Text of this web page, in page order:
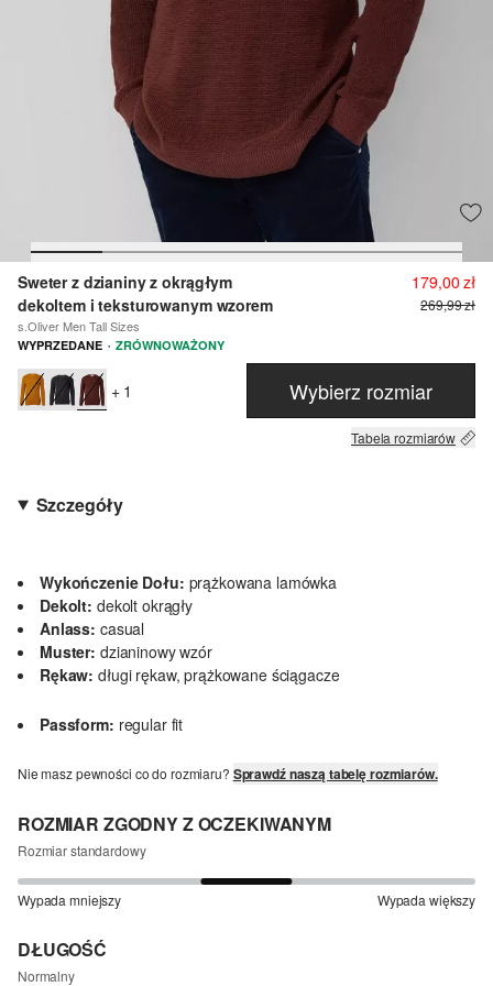
Sweter z dzianiny z okrągłym
dekoltem i teksturowanym wzorem
s.Oliver Men Tall Sizes
179,00 zł
269,99 zł
WYPRZEDANE · ZRÓWNOWAŻONY
+ 1 Wybierz rozmiar
Tabela rozmiarów
Szczegóły
Wykończenie Dołu: prążkowana lamówka
Dekolt: dekolt okrągły
Anlass: casual
Muster: dzianinowy wzór
Rękaw: długi rękaw, prążkowane ściągacze
Passform: regular fit
Nie masz pewności co do rozmiaru? Sprawdź naszą tabelę rozmiarów.
ROZMIAR ZGODNY Z OCZEKIWANYM
Rozmiar standardowy
Wypada mniejszy Wypada większy
DŁUGOŚĆ
Normalny